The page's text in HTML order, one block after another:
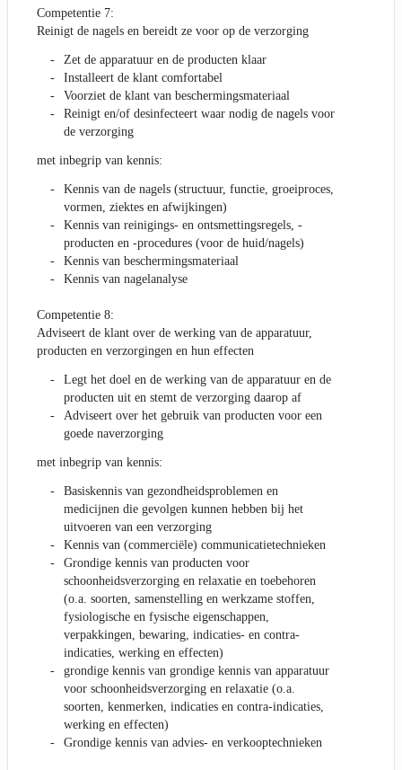
Competentie 7:
Reinigt de nagels en bereidt ze voor op de verzorging
Zet de apparatuur en de producten klaar
Installeert de klant comfortabel
Voorziet de klant van beschermingsmateriaal
Reinigt en/of desinfecteert waar nodig de nagels voor
de verzorging
met inbegrip van kennis:
Kennis van de nagels (structuur, functie, groeiproces,
vormen, ziektes en afwijkingen)
Kennis van reinigings- en ontsmettingsregels, -
producten en -procedures (voor de huid/nagels)
Kennis van beschermingsmateriaal
Kennis van nagelanalyse
Competentie 8:
Adviseert de klant over de werking van de apparatuur,
producten en verzorgingen en hun effecten
Legt het doel en de werking van de apparatuur en de
producten uit en stemt de verzorging daarop af
Adviseert over het gebruik van producten voor een
goede naverzorging
met inbegrip van kennis:
Basiskennis van gezondheidsproblemen en
medicijnen die gevolgen kunnen hebben bij het
uitvoeren van een verzorging
Kennis van (commerciële) communicatietechnieken
Grondige kennis van producten voor
schoonheidsverzorging en relaxatie en toebehoren
(o.a. soorten, samenstelling en werkzame stoffen,
fysiologische en fysische eigenschappen,
verpakkingen, bewaring, indicaties- en contra-
indicaties, werking en effecten)
grondige kennis van grondige kennis van apparatuur
voor schoonheidsverzorging en relaxatie (o.a.
soorten, kenmerken, indicaties en contra-indicaties,
werking en effecten)
Grondige kennis van advies- en verkooptechnieken